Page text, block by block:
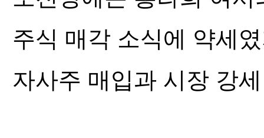
주식 매각 소식에 약세
자사주 매입과 시장 강